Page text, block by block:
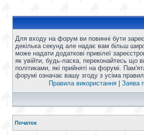
Для входу на форум ви повинні бути
декілька секунд але надає вам більш
може надати додаткові привілеї
як увійти, будь-ласка, переконайтесь що
політиками, які прийняті на форумі.
форумі означає вашу згоду з усіма
Правила використання
Заява
Початок